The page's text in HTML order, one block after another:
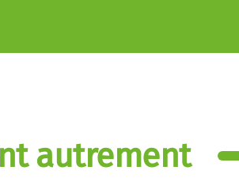
autrement